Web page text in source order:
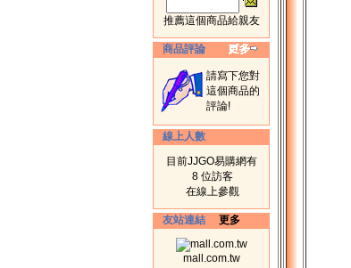
推薦這個商品給親友
商品評論
請寫下您對
這個商品的
評論!
線上人數
目前JJGO易購網有
8 位訪客
在線上參觀
友站連結 更多
mall.com.tw